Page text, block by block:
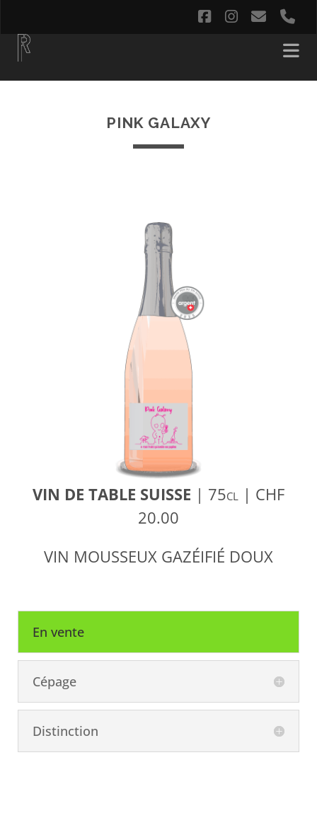
facebookinstagram
email
PINK GALAXY
VIN DE TABLE SUISSE | 75cl | CHF
20.00
VIN MOUSSEUX GAZÉIFIÉ DOUX
En vente
Cépage
Distinction